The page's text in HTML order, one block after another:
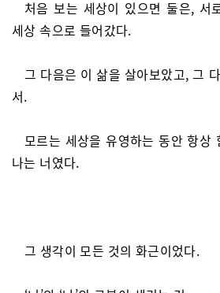
처음 보는 세상이 있으면 둘은, 서
세상 속으로 들어갔다.
그 다음은 이 삶을 살아보았고, 그
서.
모르는 세상을 유영하는 동안 항상
나는 너였다.
그 생각이 모든 것의 화근이었다.